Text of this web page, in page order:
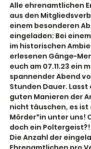
Alle ehrenamtlichen
aus den
einem besonderen
eingeladen: Bei
im historischen
erlesenen Gänge-
euch am 07.11.23 ein
spannender Abend
Stunden Dauer.
guten Manieren der
nicht täuschen, es ist
Mörder*in unter uns!
doch ein Poltergeist?!
Die Anzahl der